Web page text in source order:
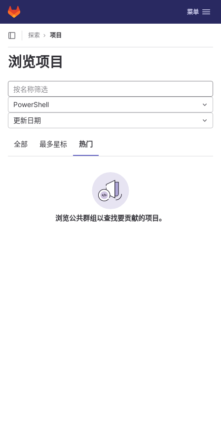
Skip to content
GitLab 切换导航
菜单
探索 项目
浏览项目
全部 最多星标 热门
PowerShell
更新日期
浏览公共群组以查找要贡献的项目。